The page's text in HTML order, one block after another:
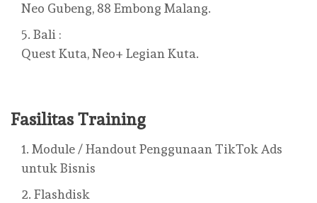
Neo Gubeng, 88 Embong Malang.
Bali :
Quest Kuta, Neo+ Legian Kuta.
Fasilitas Training
Module / Handout Penggunaan TikTok Ads
untuk Bisnis
Flashdisk